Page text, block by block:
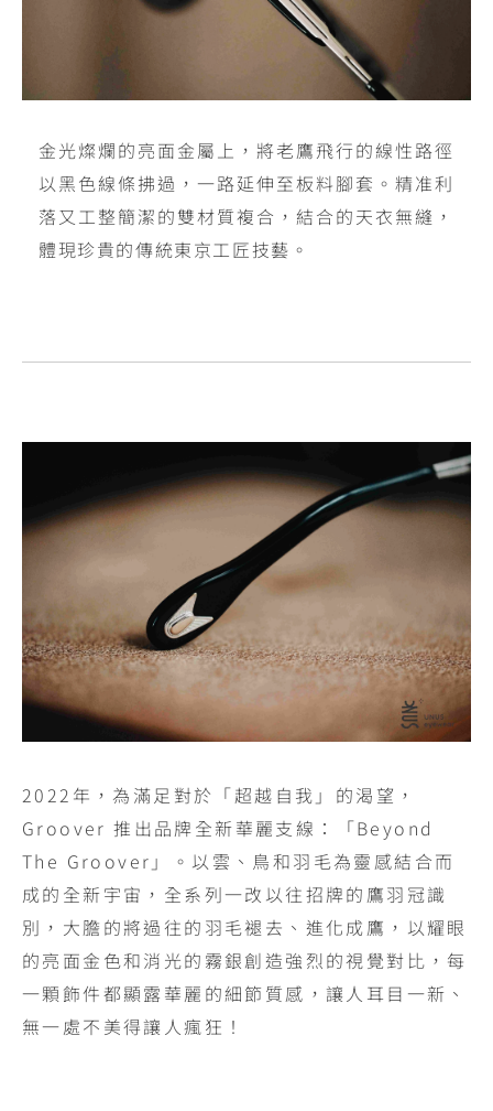
金光燦爛的亮面金屬上，將老鷹飛行的線性路徑
以黑色線條拂過，一路延伸至板料腳套。精准利
落又工整簡潔的雙材質複合，結合的天衣無縫，
體現珍貴的傳統東京工匠技藝。
2022年，為滿足對於「超越自我」的渴望，
Groover 推出品牌全新華麗支線：「Beyond
The Groover」。以雲、鳥和羽毛為靈感結合而
成的全新宇宙，全系列一改以往招牌的鷹羽冠識
別，大膽的將過往的羽毛褪去、進化成鷹，以耀眼
的亮面金色和消光的霧銀創造強烈的視覺對比，每
一顆飾件都顯露華麗的細節質感，讓人耳目一新、
無一處不美得讓人瘋狂！